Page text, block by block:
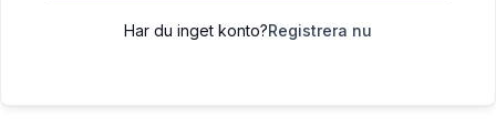
Har du inget konto?Registrera nu